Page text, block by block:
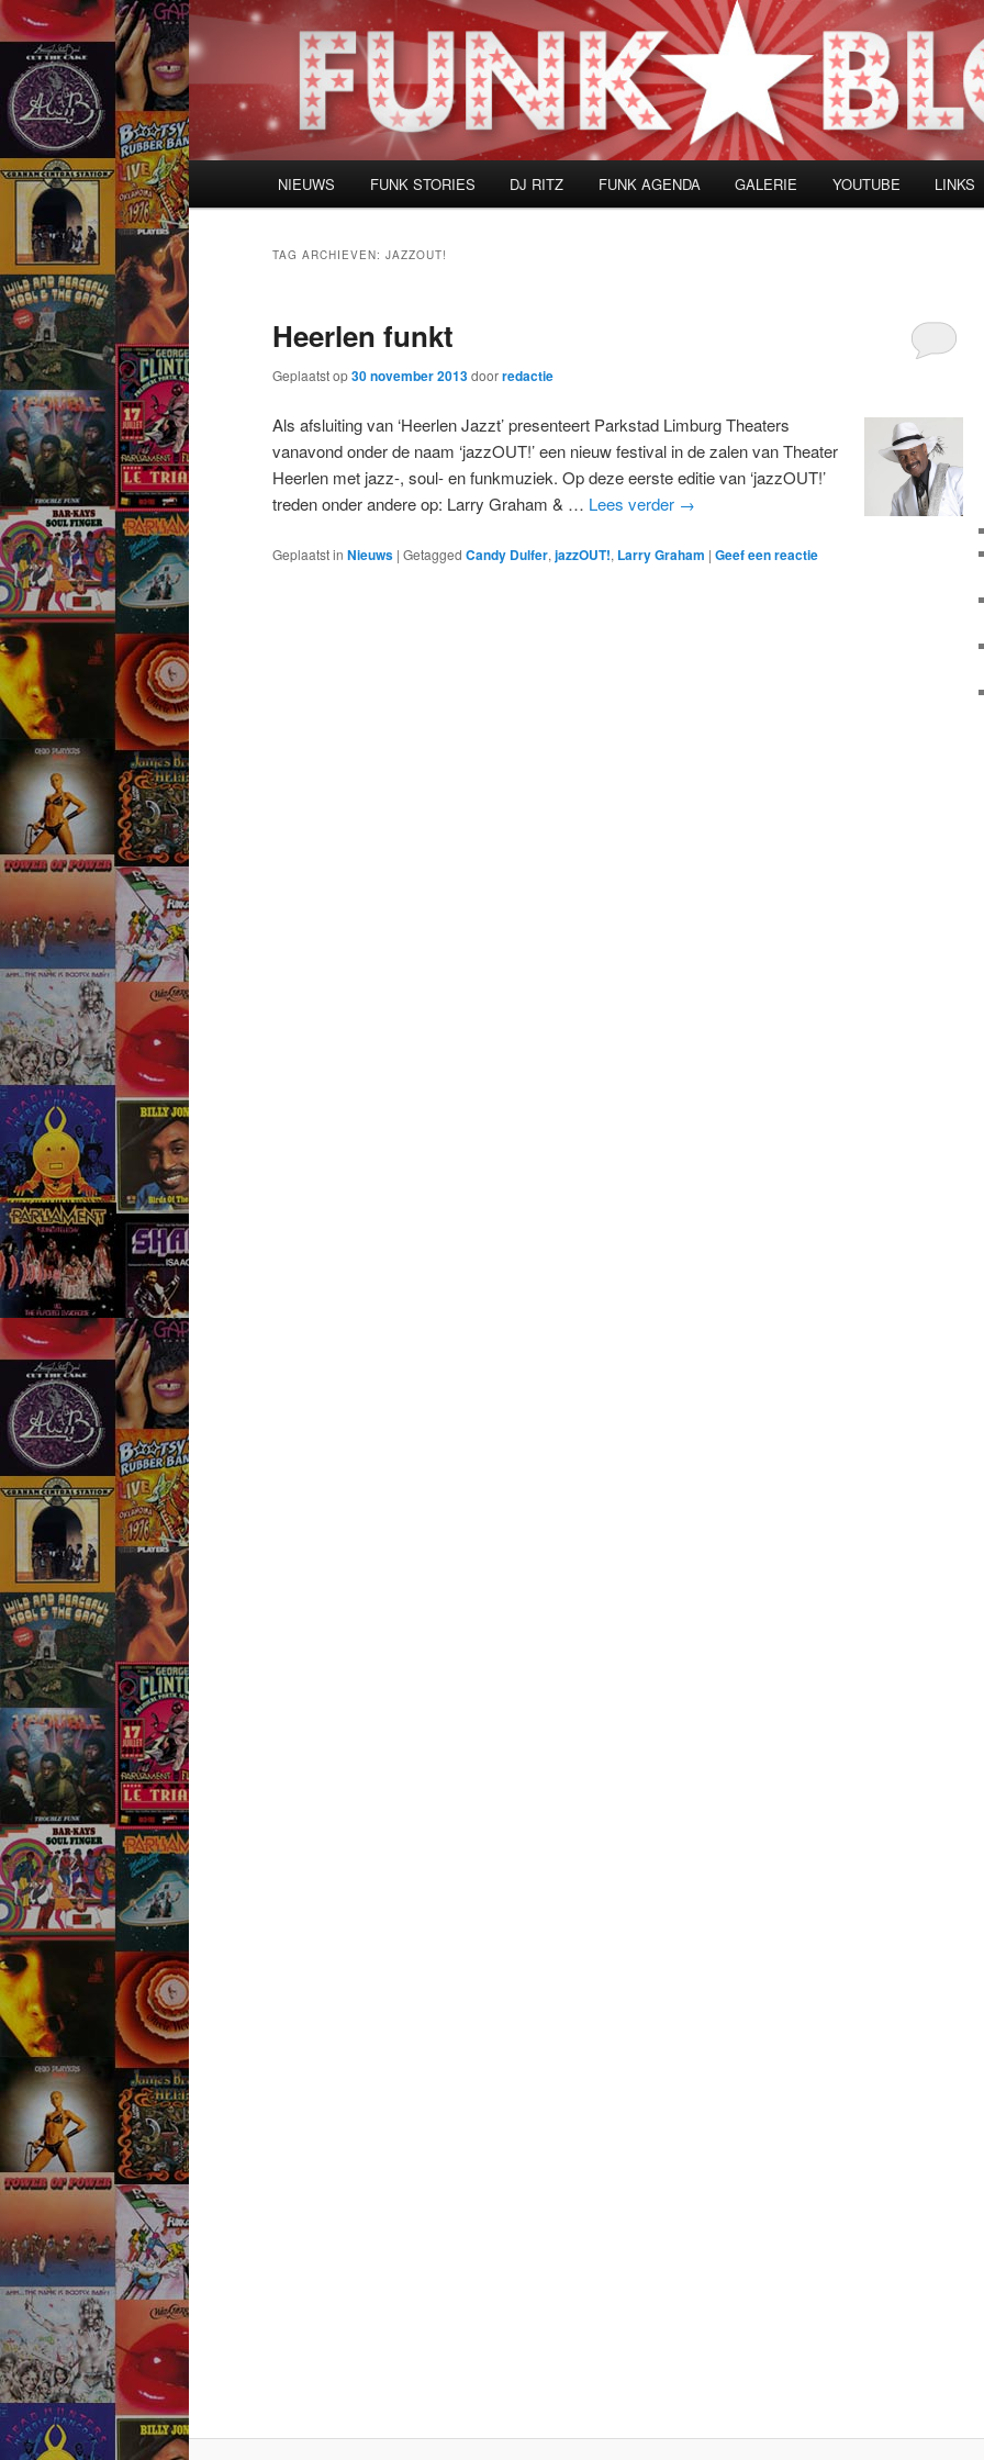
Spring
naar
de
primaire
inhoud
Spring
naar
de
secundaire
inhoud
NIEUWS FUNK STORIES DJ RITZ FUNK AGENDA GALERIE YOUTUBE LINKS
TAG ARCHIEVEN: JAZZOUT!
Heerlen funkt
Geplaatst op30 november 2013doorredactie
Als afsluiting van ‘Heerlen Jazzt’ presenteert Parkstad Limburg Theaters
vanavond onder de naam ‘jazzOUT!’ een nieuw festival in de zalen van Theater
Heerlen met jazz-, soul- en funkmuziek. Op deze eerste editie van ‘jazzOUT!’
treden onder andere op: Larry Graham & … Lees verder →
Geplaatst in Nieuws | Getagged Candy Dulfer, jazzOUT!, Larry Graham | Geef een reactie